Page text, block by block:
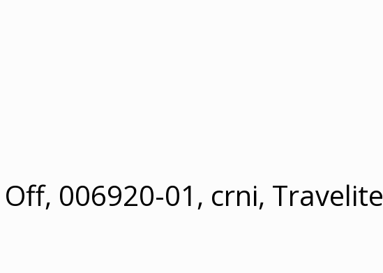
006920-01, crni, Travelite